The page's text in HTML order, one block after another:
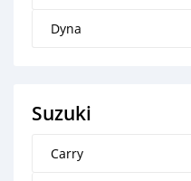
Dyna
Suzuki
Carry